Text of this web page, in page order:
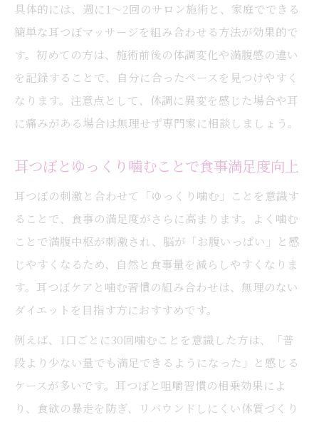
具体的には、週に1〜2回のサロン施術と、家庭でできる
簡単な耳つぼマッサージを組み合わせる方法が効果的で
す。初めての方は、施術前後の体調変化や満腹感の違い
を記録することで、自分に合ったペースを見つけやすく
なります。注意点として、体調に異変を感じた場合や耳
に痛みがある場合は無理せず専門家に相談しましょう。
耳つぼとゆっくり噛むことで食事満足度向上
耳つぼの刺激と合わせて「ゆっくり噛む」ことを意識す
ることで、食事の満足度がさらに高まります。よく噛む
ことで満腹中枢が刺激され、脳が「お腹いっぱい」と感
じやすくなるため、自然と食事量を減らしやすくなりま
す。耳つぼケアと噛む習慣の組み合わせは、無理のない
ダイエットを目指す方におすすめです。
例えば、1口ごとに30回噛むことを意識した方は、「普
段より少ない量でも満足できるようになった」と感じる
ケースが多いです。耳つぼと咀嚼習慣の相乗効果によ
り、食欲の暴走を防ぎ、リバウンドしにくい体質づくり